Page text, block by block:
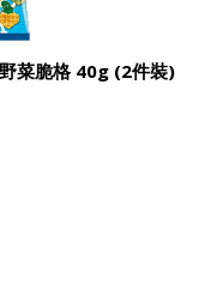
菜脆格 40g (2件裝)